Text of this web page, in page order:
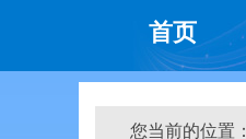
首页
您当前的位置：